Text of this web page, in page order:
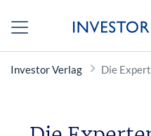
Investor Verlag Die